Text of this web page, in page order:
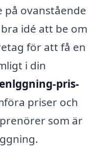
på ovanstående
idé att be om
för att få en
i din
pris-
priser och
som är